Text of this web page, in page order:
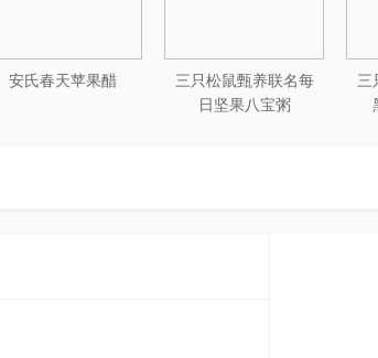
安氏春天苹果醋
三只松鼠甄养联名每
日坚果八宝粥
三